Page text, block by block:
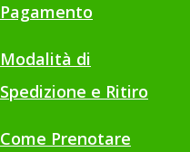
Pagamento
Modalità di
Spedizione e Ritiro
Come Prenotare